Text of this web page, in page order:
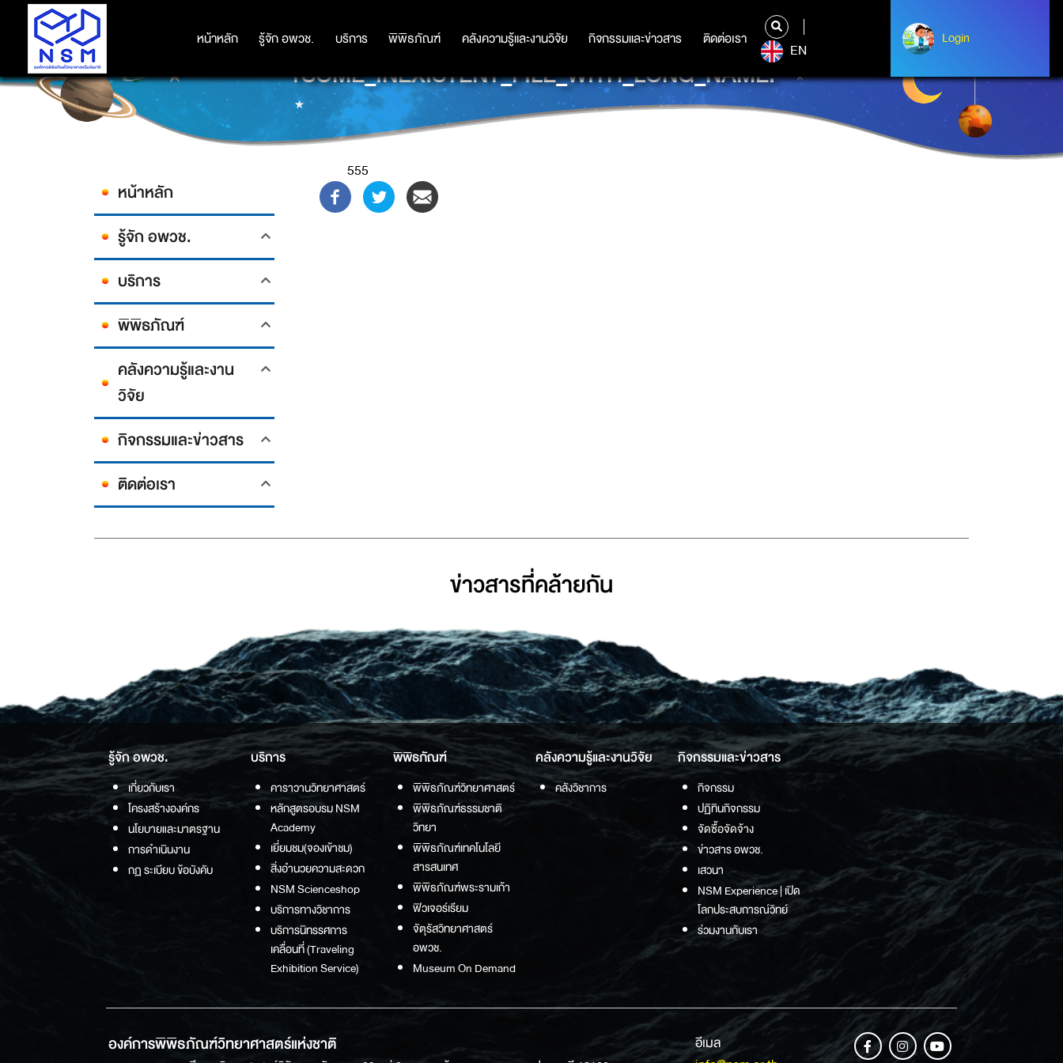
หน้าหลัก รู้จัก อพวช. บริการ พิพิธภัณฑ์ คลังความรู้และงานวิจัย กิจกรรมและข่าวสาร ติดต่อเรา
หน้าหลัก รู้จัก อพวช. บริการ พิพิธภัณฑ์ คลังความรู้และงานวิจัย กิจกรรมและข่าวสาร ติดต่อเรา
EN
Login
Login
1SOME_INEXISTENT_FILE_WITH_LONG_NAME.
หน้าหลัก
รู้จัก อพวช.
บริการ
พิพิธภัณฑ์
คลังความรู้และงาน
วิจัย
กิจกรรมและข่าวสาร
ติดต่อเรา
555
ข่าวสารที่่คล้ายกัน
รู้จัก อพวช.
เกี่ยวกับเรา
โครงสร้างองค์กร
นโยบายและมาตรฐาน
การดำเนินงาน
กฏ ระเบียบ ข้อบังคับ
บริการ
คาราวานวิทยาศาสตร์
หลักสูตรอบรม NSM
Academy
เยี่ยมชม(จองเข้าชม)
สิ่งอำนวยความสะดวก
NSM Scienceshop
บริการทางวิชาการ
บริการนิทรรศการ
เคลื่อนที่ (Traveling
Exhibition Service)
พิพิธภัณฑ์
พิพิธภัณฑ์วิทยาศาสตร์
พิพิธภัณฑ์ธรรมชาติ
วิทยา
พิพิธภัณฑ์เทคโนโลยี
สารสนเทศ
พิพิธภัณฑ์พระรามเก้า
ฟิวเจอร์เรียม
จัตุรัสวิทยาศาสตร์
อพวช.
Museum On Demand
คลังความรู้และงานวิจัย
คลังวิชาการ
กิจกรรมและข่าวสาร
กิจกรรม
ปฏิทินกิจกรรม
จัดซื้อจัดจ้าง
ข่าวสาร อพวช.
เสวนา
NSM Experience | เปิด
โลกประสบการณ์วิทย์
ร่วมงานกับเรา
องค์การพิพิธภัณฑ์วิทยาศาสตร์แห่งชาติ
อีเมล